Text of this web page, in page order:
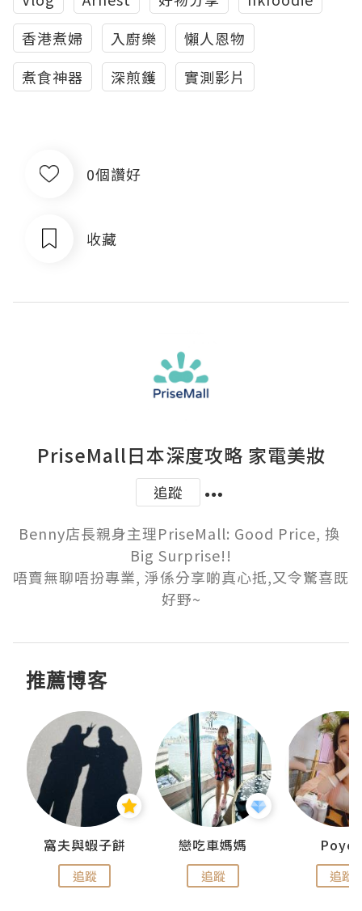
香港煮婦
入廚樂
懶人恩物
煮食神器
深煎鑊 實測影片
0個讚好
收藏
PriseMall日本深度攻略 家電美妝
追蹤
Benny店長親身主理PriseMall: Good Price, 換
Big Surprise!!
唔賣無聊唔扮專業, 淨係分享啲真心抵,又令驚喜既
好野~
推薦博客
窩夫與蝦子餅
追蹤
戀吃車媽媽
追蹤 追蹤